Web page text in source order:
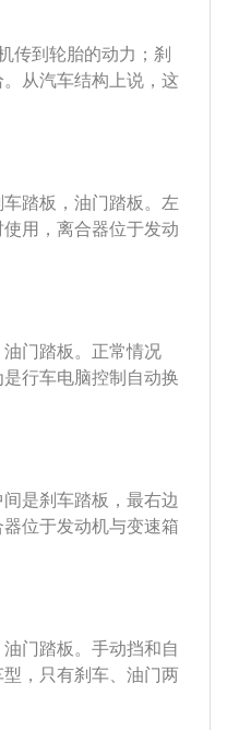
险的。
车。2、制动踏板：
制动踏板用于减速停
人掌控如何直接影响
制发动机进气量，从
则回加快离合片的磨
较舒适。加油时不要
门踩下。
传到轮胎的动力；刹
从汽车结构上说，这
。离合器踏板只有手
相同的。车辆在换挡
片，严重的会损坏车
刹车力度和行程也是
刹车，缓慢刹车。油
步时，也必须要注意
踏板，油门踏板。左
用，离合器位于发动
离合器踏板是手动挡
下刹车踏板后汽车会
敏度、刹车行程都不
控制车速，可以控制
门踏板。正常情况
行车电脑控制自动换
时候，左脚控制离
长时间的驾驶很容易
是刹车踏板，最右边
位于发动机与变速箱
车系统的，踩下刹车
检测到，这样才会增
门踏板。手动挡和自
，只有刹车、油门两
器踩下去的时候，发